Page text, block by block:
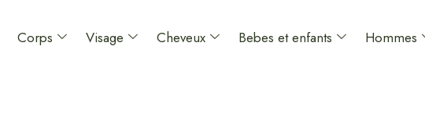
Corps Visage Cheveux Bebes et enfants Hommes